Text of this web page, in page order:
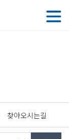
찾아오시는길